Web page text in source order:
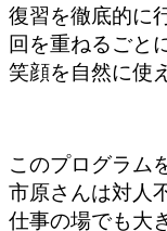
復習を徹底的に
回を重ねるごと
笑顔を自然に使
このプログラム
市原さんは対人
仕事の場でも大